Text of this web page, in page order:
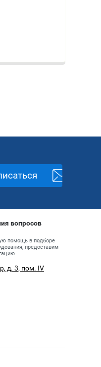
вопросов
помощь в подборе
предоставим
д. 3, пом. IV